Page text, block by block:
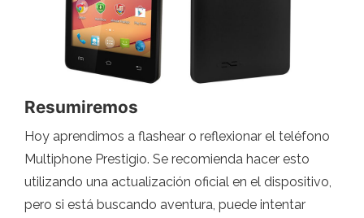
Resumiremos
Hoy aprendimos a flashear o reflexionar el teléfono
Multiphone Prestigio. Se recomienda hacer esto
utilizando una actualización oficial en el dispositivo,
pero si está buscando aventura, puede intentar